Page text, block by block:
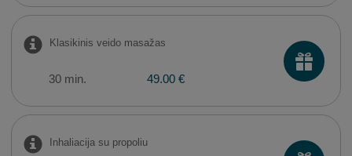
Klasikinis veido masažas
30 min. 49.00 €
Inhaliacija su propoliu